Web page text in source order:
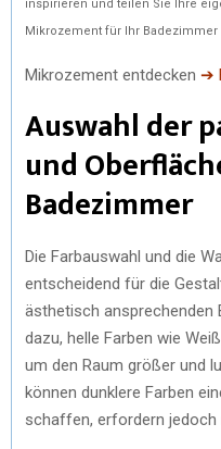
inspirieren und teilen Sie Ihre
Mikrozement für Ihr Badezimmer
Mikrozement entdecken ➔
Auswahl der
und
Badezimmer
Die Farbauswahl und die
entscheidend für die
ästhetisch ansprechenden
dazu, helle Farben wie
um den Raum größer und
können dunklere Farben
schaffen, erfordern jedoch